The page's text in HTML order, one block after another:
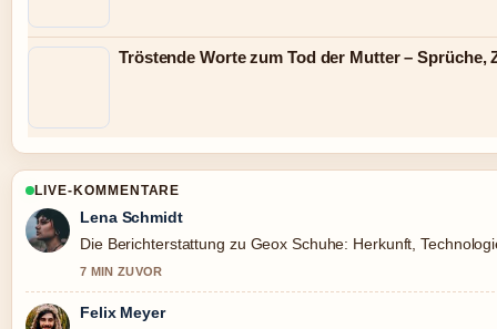
Tröstende Worte zum Tod der Mutter – Sprüche,
LIVE-KOMMENTARE
Lena Schmidt
Die Berichterstattung zu Geox Schuhe: Herkunft,
7 MIN ZUVOR
Felix Meyer